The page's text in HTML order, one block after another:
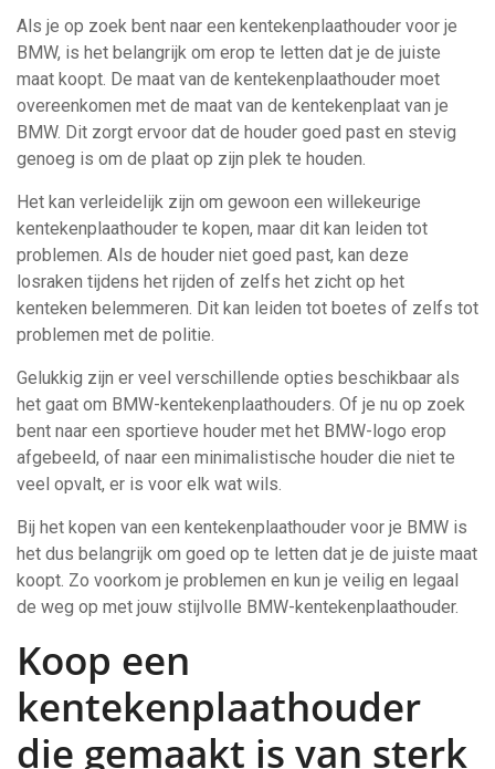
Als je op zoek bent naar een kentekenplaathouder voor je
BMW, is het belangrijk om erop te letten dat je de juiste
maat koopt. De maat van de kentekenplaathouder moet
overeenkomen met de maat van de kentekenplaat van je
BMW. Dit zorgt ervoor dat de houder goed past en stevig
genoeg is om de plaat op zijn plek te houden.
Het kan verleidelijk zijn om gewoon een willekeurige
kentekenplaathouder te kopen, maar dit kan leiden tot
problemen. Als de houder niet goed past, kan deze
losraken tijdens het rijden of zelfs het zicht op het
kenteken belemmeren. Dit kan leiden tot boetes of zelfs tot
problemen met de politie.
Gelukkig zijn er veel verschillende opties beschikbaar als
het gaat om BMW-kentekenplaathouders. Of je nu op zoek
bent naar een sportieve houder met het BMW-logo erop
afgebeeld, of naar een minimalistische houder die niet te
veel opvalt, er is voor elk wat wils.
Bij het kopen van een kentekenplaathouder voor je BMW is
het dus belangrijk om goed op te letten dat je de juiste maat
koopt. Zo voorkom je problemen en kun je veilig en legaal
de weg op met jouw stijlvolle BMW-kentekenplaathouder.
Koop een
kentekenplaathouder
die gemaakt is van sterk